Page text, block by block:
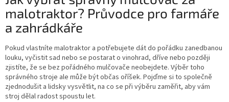
malotraktor? Průvodce pro farmáře
a zahrádkáře
Pokud vlastníte malotraktor a potřebujete dát do pořádku zanedbanou
louku, vyčistit sad nebo se postarat o vinohrad, dříve nebo později
zjistíte, že se bez pořádného mulčovače neobejdete. Výběr toho
správného stroje ale může být občas oříšek. Pojďme si to společně
zjednodušit a lidsky vysvětlit, na co se při výběru zaměřit, aby vám
stroj dělal radost spoustu let.